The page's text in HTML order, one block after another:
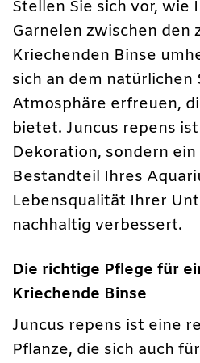
Stellen Sie sich vor, wie
Garnelen zwischen den
Kriechenden Binse
sich an dem natürlichen
Atmosphäre erfreuen,
bietet. Juncus repens
Dekoration, sondern
Bestandteil Ihres
Lebensqualität Ihrer
nachhaltig verbessert.
Die richtige Pflege für
Kriechende Binse
Juncus repens ist eine
Pflanze, die sich auch